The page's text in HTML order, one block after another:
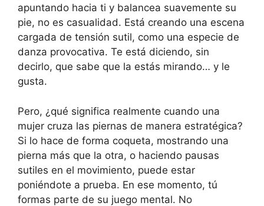
apuntando hacia ti y balancea suavemente su
pie, no es casualidad. Está creando una escena
cargada de tensión sutil, como una especie de
danza provocativa. Te está diciendo, sin
decirlo, que sabe que la estás mirando… y le
gusta.
Pero, ¿qué significa realmente cuando una
mujer cruza las piernas de manera estratégica?
Si lo hace de forma coqueta, mostrando una
pierna más que la otra, o haciendo pausas
sutiles en el movimiento, puede estar
poniéndote a prueba. En ese momento, tú
formas parte de su juego mental. No